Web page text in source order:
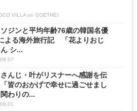
VILLA on GOETHE)
ジンと平均年齢76歳の韓国名優
よる海外旅行記 「花よりおじ
シ...
んじ・叶がリスナーへ感謝を伝
皆のおかげで幸せに過ごせまし
わりの...